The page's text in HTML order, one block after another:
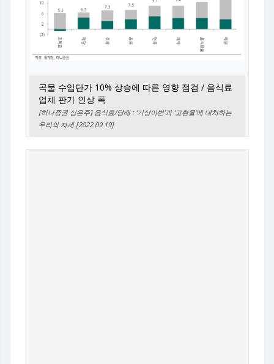
곡물 수입단가 10% 상승에 따른 영향 점검 / 음식료
업체 판가 인상 폭
[하나증권 심은주] 음식료/담배 : ‘기상이변’과 ‘고환율’에 대처하는
우리의 자세 [2022.09.19]